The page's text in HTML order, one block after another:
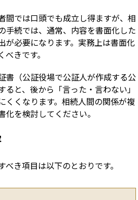
間では口頭でも成立し得ますが、相
手続では、通常、内容を書面化した
が必要になります。実務上は書面化
きです。
書（公証役場で公証人が作成する公
ると、後から「言った・言わない」
くくなります。相続人間の関係が複
を検討してください。
き項目は以下のとおりです。